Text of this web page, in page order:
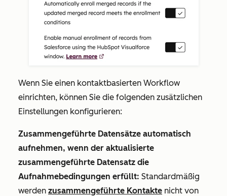
Wenn Sie einen kontaktbasierten Workflow
einrichten, können Sie die folgenden zusätzlichen
Einstellungen konfigurieren:
Zusammengeführte Datensätze automatisch
aufnehmen, wenn der aktualisierte
zusammengeführte Datensatz die
Aufnahmebedingungen erfüllt: Standardmäßig
werden zusammengeführte Kontakte nicht von